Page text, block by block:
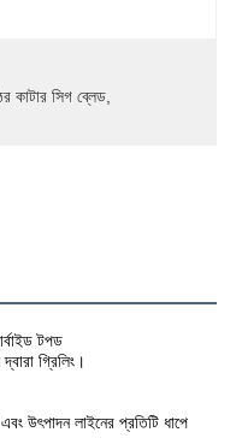
কাটার সিগ ব্লেড
টপড
দ্বারা গ্রিলিং।
উৎপাদন লাইনের প্রতিটি ধাপে